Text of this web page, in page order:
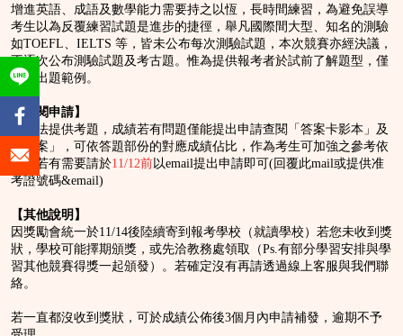
增進英語、成語及數學能力需要持之以恆，長時間練習，為避免誤導
考生以為反覆練習試題是進步的捷徑，舉凡國際間大型、知名的測驗
如TOEFL、IELTS 等，皆未公布每次測驗試題，本次競賽亦經決議，
不逐次公布測驗試題及考古題。惟為提供報考者於試前了解題型，僅
會有出題範例。
【查閱申請】
恕無法提供考題，成績若有問題僅能提出申請查閱「答案卡影本」及
「答案」，可依答題部份的對應成績佔比，作為考生可加強之參考依
據。若有需要請於11/12前以email提出申請即可(回覆此mail或提供准
考證號碼&email)
【其他說明】
因獎勵會統一於11/14後陸續寄到報考學校（就讀學校）若您未收到獎
狀，學校可能擇期頒獎，或先洽教務處領取（Ps.有部分學習安排與學
習其他競賽得獎一起頒發）。若確定沒有再請透過線上客服與我們聯
絡。
若一直都沒收到獎狀，可於成績公佈後3個月內申請補發，逾期不予